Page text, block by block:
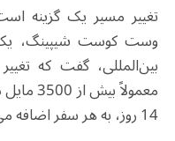
تغییر مسیر یک گزینه
وست کوست شیپینگ،
بین‌المللی، گفت که
14 روز، به هر سفر اضافه می‌کند